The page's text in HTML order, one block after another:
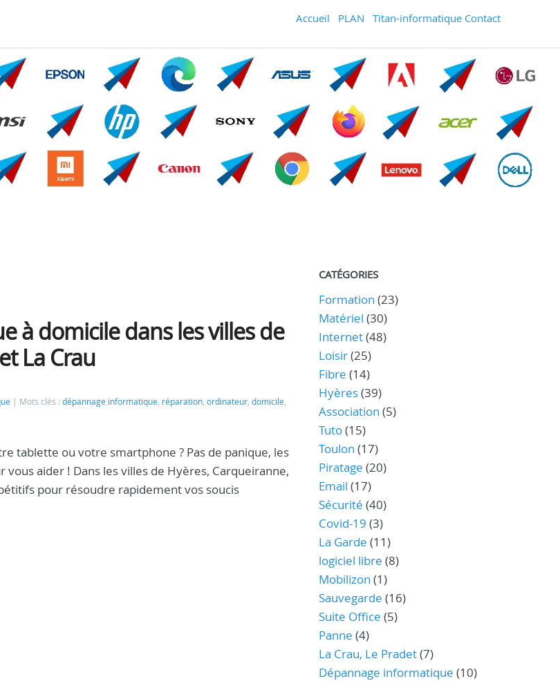
Accueil PLAN Titan-informatique Contact
à domicile dans les villes de
La Crau
Mots clés : dépannage informatique, réparation, ordinateur, domicile,
tablette ou votre smartphone ? Pas de panique, les
aider ! Dans les villes de Hyères, Carqueiranne,
pour résoudre rapidement vos soucis
CATÉGORIES
Formation (23)
Matériel (30)
Internet(48)
Loisir(25)
Fibre (14)
Hyères(39)
Association (5)
Tuto(15)
Toulon (17)
Piratage (20)
Email (17)
Sécurité (40)
Covid-19 (3)
La Garde (11)
logiciel libre (8)
Mobilizon (1)
Sauvegarde (16)
Suite Office (5)
Panne (4)
La Crau, Le Pradet(7)
Dépannage informatique (10)